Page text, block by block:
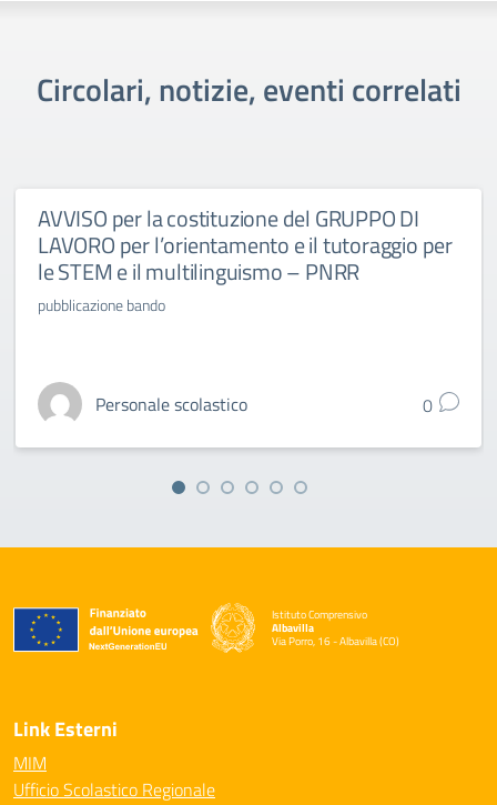
Circolari, notizie, eventi correlati
AVVISO per la costituzione del GRUPPO DI
LAVORO per l’orientamento e il tutoraggio per
le STEM e il multilinguismo – PNRR
pubblicazione bando
Personale scolastico 0
Istituto Comprensivo
Albavilla
Via Porro, 16 - Albavilla (CO)
— Visita la pagina iniziale della scuola
Link Esterni
MIM
Ufficio Scolastico Regionale